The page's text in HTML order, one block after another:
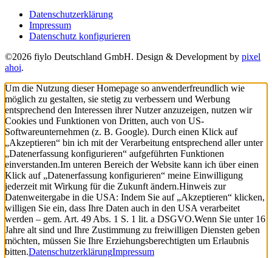
Datenschutzerklärung
Impressum
Datenschutz konfigurieren
©2026 fiylo Deutschland GmbH. Design & Development by pixel
ahoi.
Um die Nutzung dieser Homepage so anwenderfreundlich wie
möglich zu gestalten, sie stetig zu verbessern und Werbung
entsprechend den Interessen ihrer Nutzer anzuzeigen, nutzen wir
Cookies und Funktionen von Dritten, auch von US-
Softwareunternehmen (z. B. Google). Durch einen Klick auf
„Akzeptieren“ bin ich mit der Verarbeitung entsprechend aller unter
„Datenerfassung konfigurieren“ aufgeführten Funktionen
einverstanden.Im unteren Bereich der Website kann ich über einen
Klick auf „Datenerfassung konfigurieren“ meine Einwilligung
jederzeit mit Wirkung für die Zukunft ändern.Hinweis zur
Datenweitergabe in die USA: Indem Sie auf „Akzeptieren“ klicken,
willigen Sie ein, dass Ihre Daten auch in den USA verarbeitet
werden – gem. Art. 49 Abs. 1 S. 1 lit. a DSGVO.Wenn Sie unter 16
Jahre alt sind und Ihre Zustimmung zu freiwilligen Diensten geben
möchten, müssen Sie Ihre Erziehungsberechtigten um Erlaubnis
bitten.DatenschutzerklärungImpressum